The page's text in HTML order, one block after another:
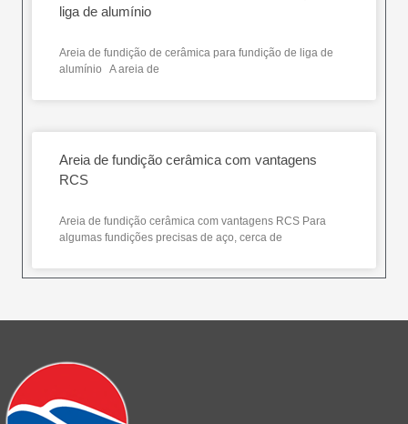
liga de alumínio
Areia de fundição de cerâmica para fundição de liga de
alumínio A areia de
Areia de fundição cerâmica com vantagens
RCS
Areia de fundição cerâmica com vantagens RCS Para
algumas fundições precisas de aço, cerca de